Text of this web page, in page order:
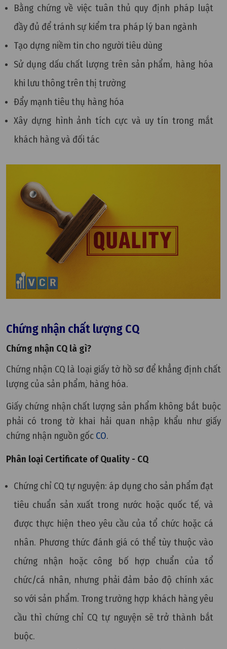
Bằng chứng về việc tuân thủ quy định pháp luật
đầy đủ để tránh sự kiểm tra pháp lý ban ngành
Tạo dựng niềm tin cho người tiêu dùng
Sử dụng dấu chất lượng trên sản phẩm, hàng hóa
khi lưu thông trên thị trường
Đẩy mạnh tiêu thụ hàng hóa
Xây dựng hình ảnh tích cực và uy tín trong mắt
khách hàng và đối tác
Chứng nhận chất lượng CQ
Chứng nhận CQ là gì?
Chứng nhận CQ là loại giấy tờ hồ sơ để khẳng định chất
lượng của sản phẩm, hàng hóa.
Giấy chứng nhận chất lượng sản phẩm không bắt buộc
phải có trong tờ khai hải quan nhập khẩu như giấy
chứng nhận nguồn gốc CO.
Phân loại Certificate of Quality - CQ
Chứng chỉ CQ tự nguyện: áp dụng cho sản phẩm đạt
tiêu chuẩn sản xuất trong nước hoặc quốc tế, và
được thực hiện theo yêu cầu của tổ chức hoặc cá
nhân. Phương thức đánh giá có thể tùy thuộc vào
chứng nhận hoặc công bố hợp chuẩn của tổ
chức/cá nhân, nhưng phải đảm bảo độ chính xác
so với sản phẩm. Trong trường hợp khách hàng yêu
cầu thì chứng chỉ CQ tự nguyện sẽ trở thành bắt
buộc.